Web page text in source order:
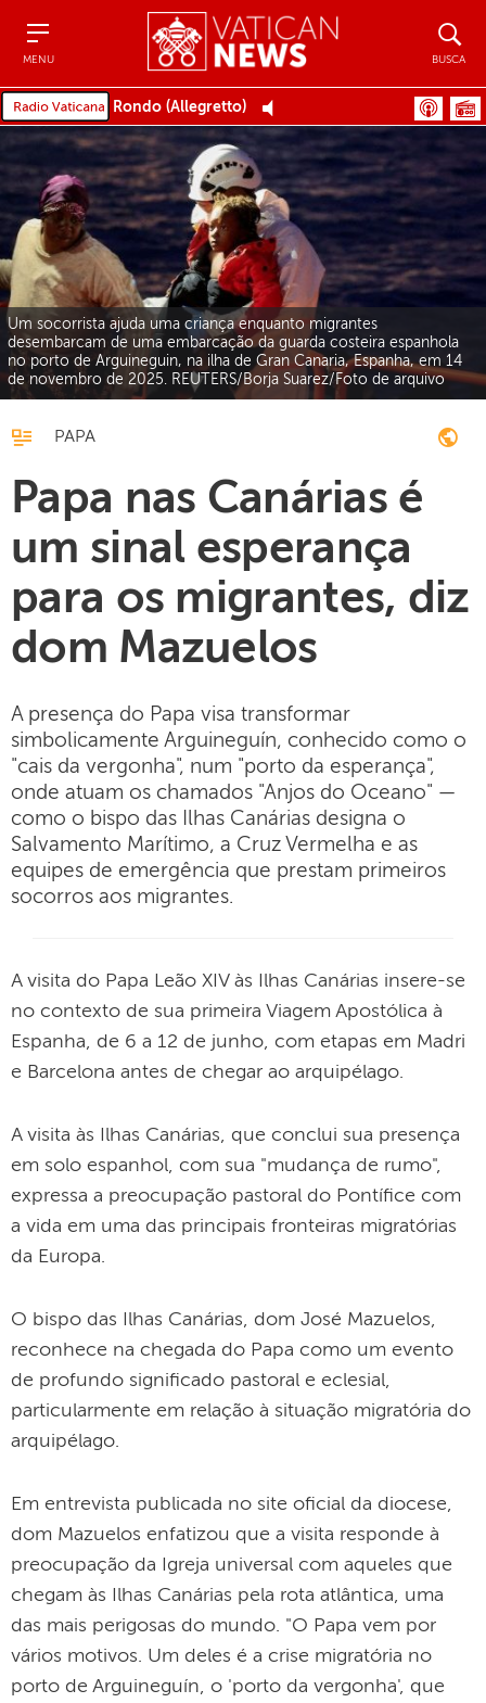
MENU BUSCA
Rondo (Allegretto)
Um socorrista ajuda uma criança enquanto migrantes
desembarcam de uma embarcação da guarda costeira espanhola
no porto de Arguineguin, na ilha de Gran Canaria, Espanha, em 14
de novembro de 2025. REUTERS/Borja Suarez/Foto de arquivo
PAPA
Papa nas Canárias é
um sinal esperança
para os migrantes, diz
dom Mazuelos
A presença do Papa visa transformar
simbolicamente Arguineguín, conhecido como o
"cais da vergonha", num "porto da esperança",
onde atuam os chamados "Anjos do Oceano" —
como o bispo das Ilhas Canárias designa o
Salvamento Marítimo, a Cruz Vermelha e as
equipes de emergência que prestam primeiros
socorros aos migrantes.
A visita do Papa Leão XIV às Ilhas Canárias insere-se
no contexto de sua primeira Viagem Apostólica à
Espanha, de 6 a 12 de junho, com etapas em Madri
e Barcelona antes de chegar ao arquipélago.
A visita às Ilhas Canárias, que conclui sua presença
em solo espanhol, com sua "mudança de rumo",
expressa a preocupação pastoral do Pontífice com
a vida em uma das principais fronteiras migratórias
da Europa.
O bispo das Ilhas Canárias, dom José Mazuelos,
reconhece na chegada do Papa como um evento
de profundo significado pastoral e eclesial,
particularmente em relação à situação migratória do
arquipélago.
Em entrevista publicada no site oficial da diocese,
dom Mazuelos enfatizou que a visita responde à
preocupação da Igreja universal com aqueles que
chegam às Ilhas Canárias pela rota atlântica, uma
das mais perigosas do mundo. "O Papa vem por
vários motivos. Um deles é a crise migratória no
porto de Arguineguín, o 'porto da vergonha', que